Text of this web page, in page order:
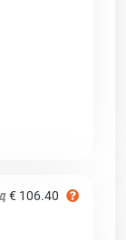
€ 106.40